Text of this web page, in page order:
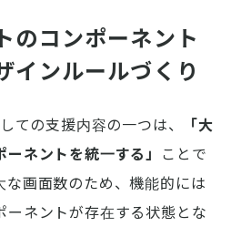
のコンポーネント
インルールづくり
ての支援内容の一つは、
「大
ネントを統一する」
ことで
な画面数のため、機能的には
ーネントが存在する状態とな